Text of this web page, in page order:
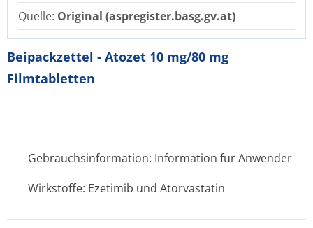
Quelle: Original (aspregister.basg.gv.at)
Beipackzettel - Atozet 10 mg/80 mg
Filmtabletten
Gebrauchsinformation: Information für Anwender
Wirkstoffe: Ezetimib und Atorvastatin